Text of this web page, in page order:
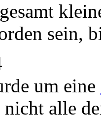
sein,
um eine
alle